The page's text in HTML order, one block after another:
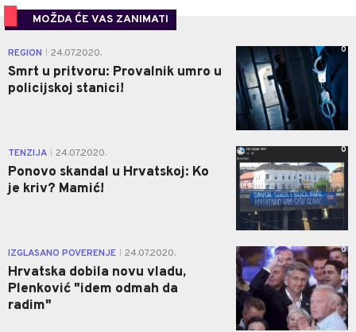
MOŽDA ĆE VAS ZANIMATI
REGION 24.07.2020.
Smrt u pritvoru: Provalnik umro u
policijskoj stanici!
0
TENZIJA 24.07.2020.
Ponovo skandal u Hrvatskoj: Ko
je kriv? Mamić!
0
IZGLASANO POVERENJE 24.07.2020.
Hrvatska dobila novu vladu,
Plenković "idem odmah da
radim"
0